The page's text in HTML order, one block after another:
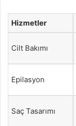
Hizmetler
Cilt Bakımı
Epilasyon
Saç Tasarımı